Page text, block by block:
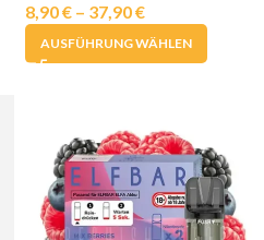
8,90€ – 37,90€
AUSFÜHRUNG WÄHLEN